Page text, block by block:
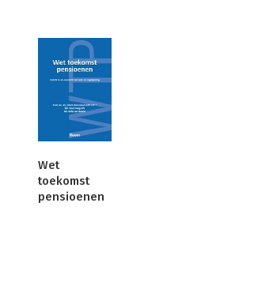
Wet
toekomst
pensioenen